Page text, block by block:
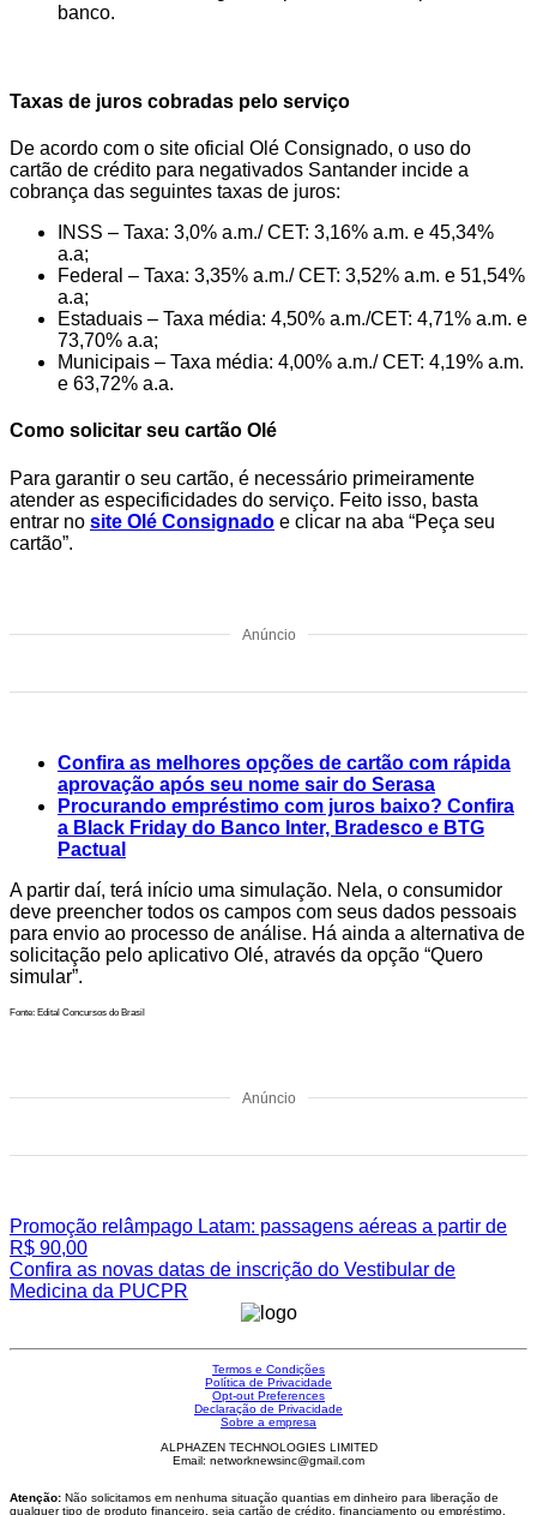
banco.
Taxas de juros cobradas pelo serviço
De acordo com o site oficial Olé Consignado, o uso do
cartão de crédito para negativados Santander incide a
cobrança das seguintes taxas de juros:
INSS – Taxa: 3,0% a.m./ CET: 3,16% a.m. e 45,34%
a.a;
Federal – Taxa: 3,35% a.m./ CET: 3,52% a.m. e 51,54%
a.a;
Estaduais – Taxa média: 4,50% a.m./CET: 4,71% a.m. e
73,70% a.a;
Municipais – Taxa média: 4,00% a.m./ CET: 4,19% a.m.
e 63,72% a.a.
Como solicitar seu cartão Olé
Para garantir o seu cartão, é necessário primeiramente
atender as especificidades do serviço. Feito isso, basta
entrar no site Olé Consignado e clicar na aba “Peça seu
cartão”.
Anúncio
Confira as melhores opções de cartão com rápida
aprovação após seu nome sair do Serasa
Procurando empréstimo com juros baixo? Confira
a Black Friday do Banco Inter, Bradesco e BTG
Pactual
A partir daí, terá início uma simulação. Nela, o consumidor
deve preencher todos os campos com seus dados pessoais
para envio ao processo de análise. Há ainda a alternativa de
solicitação pelo aplicativo Olé, através da opção “Quero
simular”.
Fonte: Edital Concursos do Brasil
Anúncio
Promoção relâmpago Latam: passagens aéreas a partir de
R$ 90,00
Confira as novas datas de inscrição do Vestibular de
Medicina da PUCPR
Termos e Condições
Política de Privacidade
Opt-out Preferences
Declaração de Privacidade
Sobre a empresa
ALPHAZEN TECHNOLOGIES LIMITED
Email: networknewsinc@gmail.com
Atenção: Não solicitamos em nenhuma situação quantias em dinheiro para liberação de
qualquer tipo de produto financeiro, seja cartão de crédito, financiamento ou empréstimo.